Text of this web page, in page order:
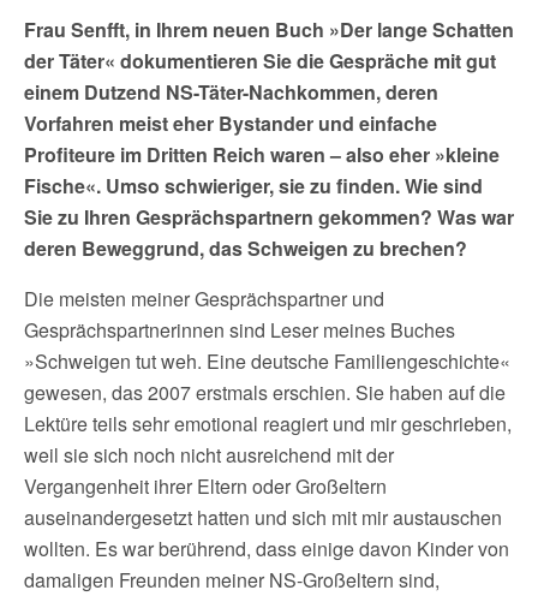
Frau Senfft, in Ihrem neuen Buch »Der lange Schatten
der Täter« dokumentieren Sie die Gespräche mit gut
einem Dutzend NS-Täter-Nachkommen, deren
Vorfahren meist eher Bystander und einfache
Profiteure im Dritten Reich waren – also eher »kleine
Fische«. Umso schwieriger, sie zu finden. Wie sind
Sie zu Ihren Gesprächspartnern gekommen? Was war
deren Beweggrund, das Schweigen zu brechen?
Die meisten meiner Gesprächspartner und
Gesprächspartnerinnen sind Leser meines Buches
»Schweigen tut weh. Eine deutsche Familiengeschichte«
gewesen, das 2007 erstmals erschien. Sie haben auf die
Lektüre teils sehr emotional reagiert und mir geschrieben,
weil sie sich noch nicht ausreichend mit der
Vergangenheit ihrer Eltern oder Großeltern
auseinandergesetzt hatten und sich mit mir austauschen
wollten. Es war berührend, dass einige davon Kinder von
damaligen Freunden meiner NS-Großeltern sind,